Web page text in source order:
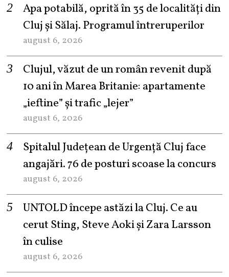
Apa potabilă, oprită în 35 de localități din
Cluj și Sălaj. Programul întreruperilor
august 6, 2026
Clujul, văzut de un român revenit după
10 ani în Marea Britanie: apartamente
„ieftine” și trafic „lejer”
august 6, 2026
Spitalul Județean de Urgență Cluj face
angajări. 76 de posturi scoase la concurs
august 6, 2026
UNTOLD începe astăzi la Cluj. Ce au
cerut Sting, Steve Aoki și Zara Larsson
în culise
august 6, 2026